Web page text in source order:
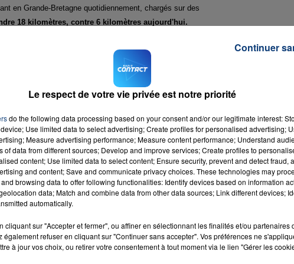
en Grande-Bretagne quotidiennement, chargés sur des
18 kilomètres, contre 6 kilomètres aujourd'hui.
à payer les quelque 2.000 livres (2.730 euros) d'amende par migrant
du groupe. Une allusion au fait que les camions auront moins de temps à
de s'introduire illégalement dans ces derniers. L'investissement, de 20
la gare de fret et les voies d'accès du terminal de Folkestone
à venir", a indiqué M. Gounon.
contenir des camions et des véhicules de tourisme), avec 32 camions
pour le bassin d'emploi dans le Pas-de-Calais avec près de 4.000
On
Le respect de votre vie privée est notre priorité
do the following data processing based on your consent and/or our legitimate interest:
Use limited data to select advertising; Create profiles for personalised advertising;
Measure advertising performance; Measure content performance; Understand
of data from different sources; Develop and improve services; Create profiles to
content; Use limited data to select content; Ensure security, prevent and detect fraud,
and content; Save and communicate privacy choices. These technologies may
browsing data to offer following functionalities: Identify devices based on information
data; Match and combine data from other data sources; Link different devices;
automatically.
cliquant sur "Accepter et fermer", ou affiner en sélectionnant les finalités et/ou partenaires
également refuser en cliquant sur "Continuer sans accepter". Vos préférences ne
à jour vos choix, ou retirer votre consentement à tout moment via le lien "Gérer les
Continuer